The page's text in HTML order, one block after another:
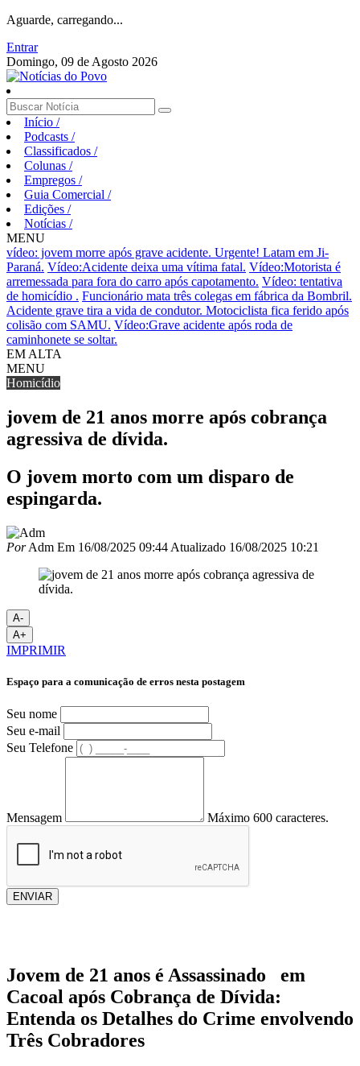
Aguarde, carregando...
Entrar
Domingo, 09 de Agosto 2026
Início /
Podcasts /
Classificados /
Colunas /
Empregos /
Guia Comercial /
Edições /
Notícias /
MENU
vídeo: jovem morre após grave acidente. Urgente! Latam em Ji-
Paraná. Vídeo:Acidente deixa uma vítima fatal. Vídeo:Motorista é
arremessada para fora do carro após capotamento. Vídeo: tentativa
de homicídio . Funcionário mata três colegas em fábrica da Bombril.
Acidente grave tira a vida de condutor. Motociclista fica ferido após
colisão com SAMU. Vídeo:Grave acidente após roda de
caminhonete se soltar.
EM ALTA
MENU
Homicídio
jovem de 21 anos morre após cobrança
agressiva de dívida.
O jovem morto com um disparo de
espingarda.
PorAdm Em 16/08/2025 09:44 Atualizado 16/08/2025 10:21
A-
A+
IMPRIMIR
Espaço para a comunicação de erros nesta postagem
Seu nome
Seu e-mail
Seu Telefone
Mensagem Máximo 600 caracteres.
ENVIAR
Jovem de 21 anos é Assassinado em
Cacoal após Cobrança de Dívida:
Entenda os Detalhes do Crime envolvendo
Três Cobradores